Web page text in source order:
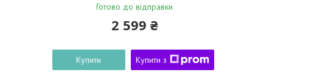
Готово до відправки
2 599 ₴
Купити Купити з